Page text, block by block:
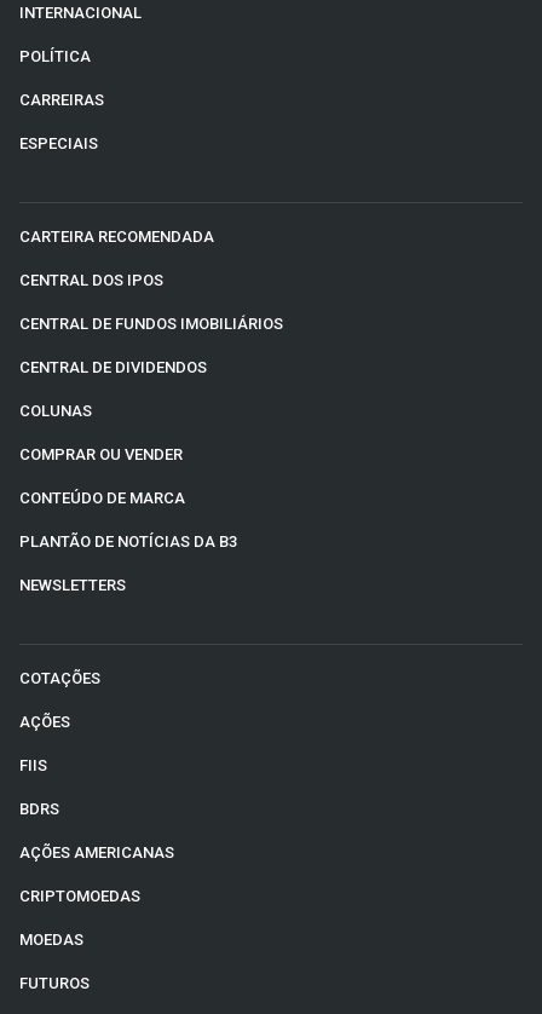
INTERNACIONAL
POLÍTICA
CARREIRAS
ESPECIAIS
CARTEIRA RECOMENDADA
CENTRAL DOS IPOS
CENTRAL DE FUNDOS IMOBILIÁRIOS
CENTRAL DE DIVIDENDOS
COLUNAS
COMPRAR OU VENDER
CONTEÚDO DE MARCA
PLANTÃO DE NOTÍCIAS DA B3
NEWSLETTERS
COTAÇÕES
AÇÕES
FIIS
BDRS
AÇÕES AMERICANAS
CRIPTOMOEDAS
MOEDAS
FUTUROS